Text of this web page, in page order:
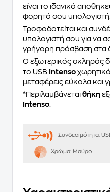
είναι το ιδανικό
φορητό σου
Τροφοδοτείται και
υπολογιστή σου για να
γρήγορη πρόσβαση στα
O εξωτερικός σκληρός
το USB Intenso
μεταφέρεις εύκολα και
*Περιλαμβάνεται θήκη
Intenso.
Συνδεσιμότητα:
Χρώμα: Μαύρο